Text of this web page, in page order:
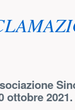
ottobre 2021.